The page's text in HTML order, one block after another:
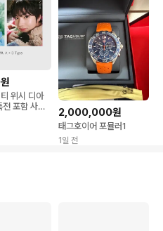
위시 디아
전 포함 사쿠
포카
2,000,000원
태그호이어 포뮬러1
1일 전